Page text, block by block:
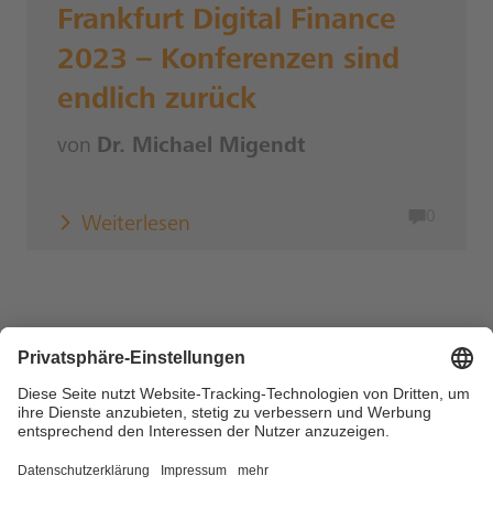
Frankfurt Digital Finance
2023 – Konferenzen sind
endlich zurück
von Dr. Michael Migendt
Weiterlesen